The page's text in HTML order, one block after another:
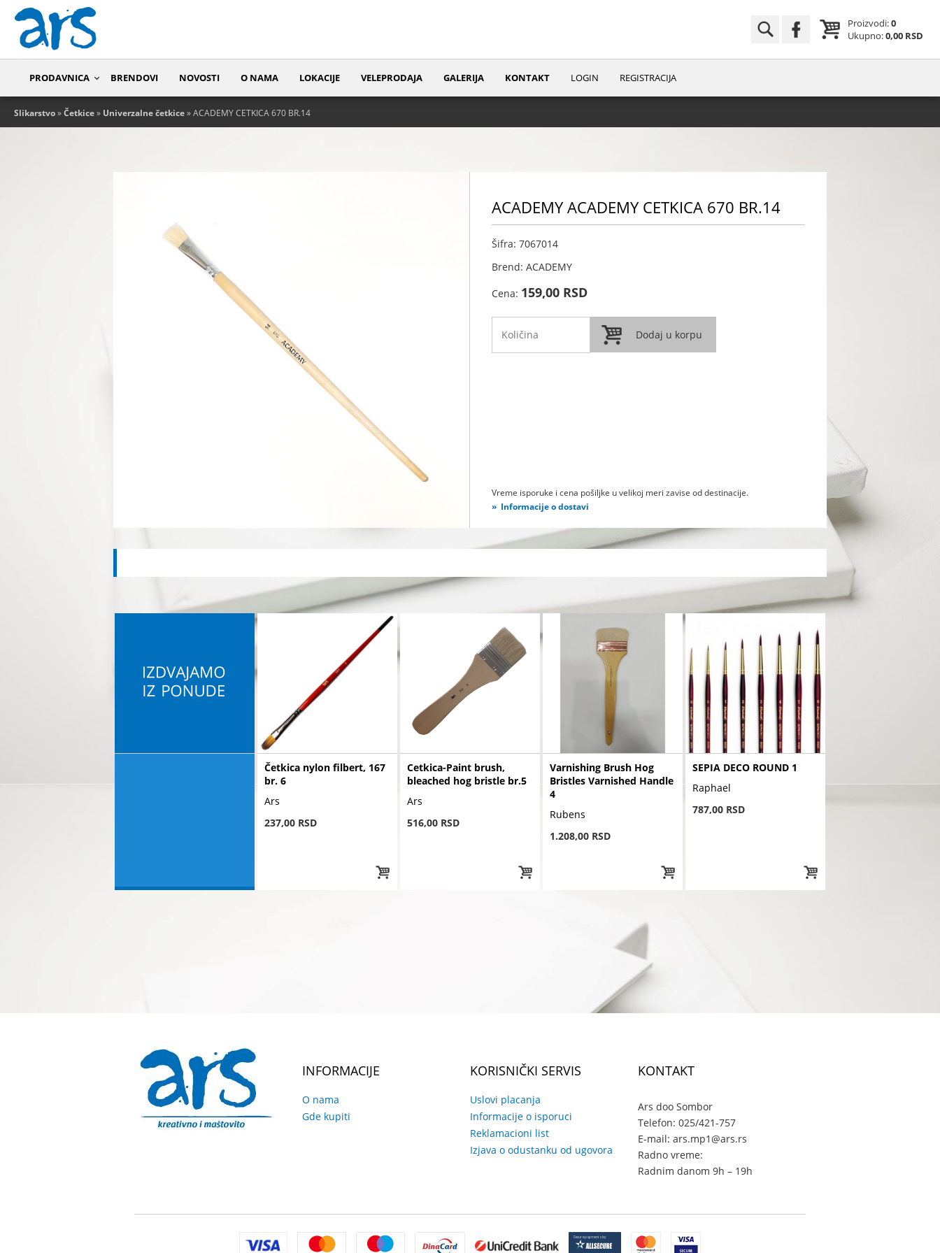
Proizvodi:0
Ukupno:0,00 RSD
PRODAVNICA BRENDOVI NOVOSTI O NAMA LOKACIJE VELEPRODAJA GALERIJA KONTAKT LOGIN REGISTRACIJA
Slikarstvo»Četkice» Univerzalne četkice» ACADEMY CETKICA 670 BR.14
ACADEMY ACADEMY CETKICA 670 BR.14
Šifra: 7067014
Brend: ACADEMY
Cena: 159,00 RSD
Vreme isporuke i cena pošiljke u velikoj meri zavise od destinacije.
Informacije o dostavi
Četkica nylon filbert, 167
br. 6
Ars
237,00 RSD
Cetkica-Paint brush,
bleached hog bristle br.5
Ars
516,00 RSD
Varnishing Brush Hog
Bristles Varnished Handle
4
Rubens
1.208,00 RSD
SEPIA DECO ROUND 1
Raphael
787,00 RSD
INFORMACIJE
O nama
Gde kupiti
KORISNIČKI SERVIS
Uslovi placanja
Informacije o isporuci
Reklamacioni list
Izjava o odustanku od ugovora
KONTAKT
Ars doo Sombor
Telefon: 025/421-757
E-mail: ars.mp1@ars.rs
Radno vreme:
Radnim danom 9h – 19h